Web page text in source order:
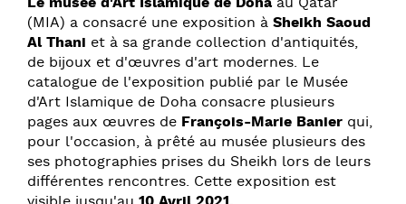
(MIA) a consacré une exposition à Sheikh Saoud
Al Thani et à sa grande collection d'antiquités,
de bijoux et d'œuvres d'art modernes. Le
catalogue de l'exposition publié par le Musée
d'Art Islamique de Doha consacre plusieurs
pages aux œuvres de François-Marie Banier qui,
pour l'occasion, à prêté au musée plusieurs des
ses photographies prises du Sheikh lors de leurs
différentes rencontres. Cette exposition est